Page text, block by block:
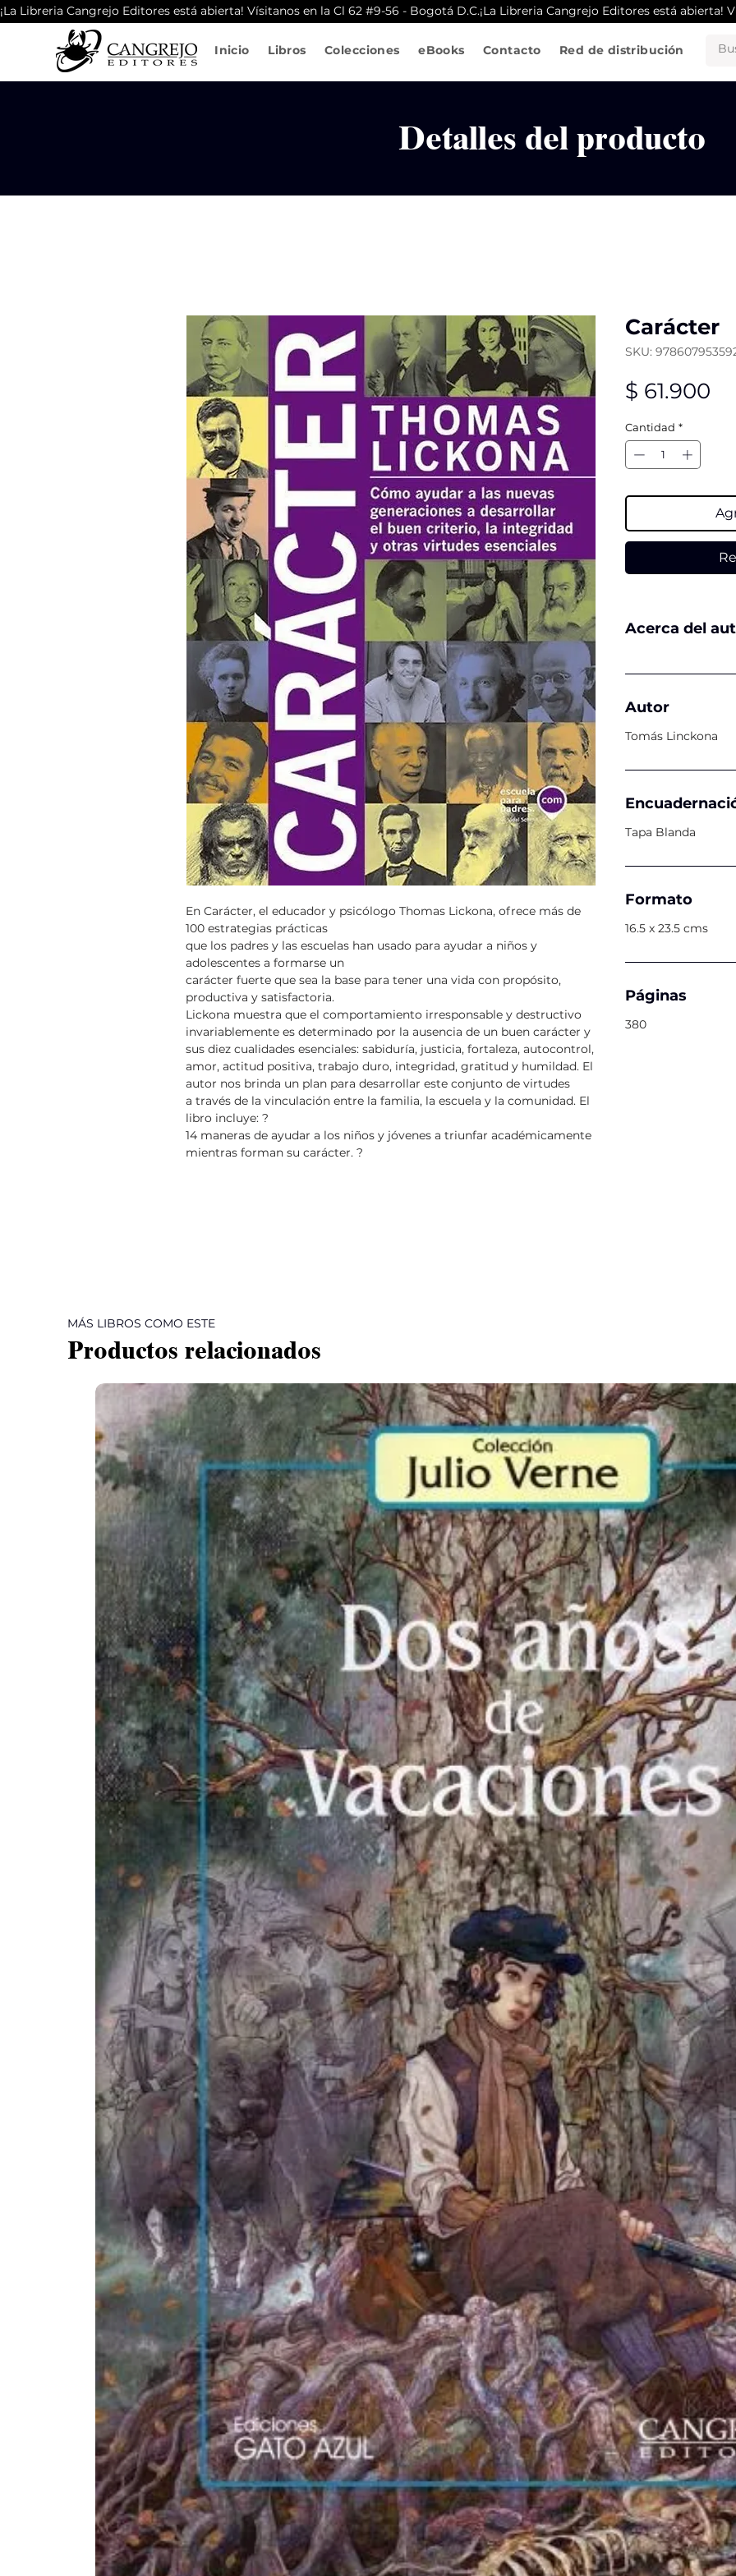
¡La Libreria Cangrejo Editores está abierta! Vísitanos en la Cl 62 #9-56 - Bogotá D.C.
Inicio Libros Colecciones eBooks Contacto Red de distribución
Detalles del producto
En Carácter, el educador y psicólogo Thomas Lickona, ofrece más de
100 estrategias prácticas
que los padres y las escuelas han usado para ayudar a niños y
adolescentes a formarse un
carácter fuerte que sea la base para tener una vida con propósito,
productiva y satisfactoria.
Lickona muestra que el comportamiento irresponsable y destructivo
invariablemente es determinado por la ausencia de un buen carácter y
sus diez cualidades esenciales: sabiduría, justicia, fortaleza, autocontrol,
amor, actitud positiva, trabajo duro, integridad, gratitud y humildad. El
autor nos brinda un plan para desarrollar este conjunto de virtudes
a través de la vinculación entre la familia, la escuela y la comunidad. El
libro incluye: ?
14 maneras de ayudar a los niños y jóvenes a triunfar académicamente
mientras forman su carácter. ?
Carácter
SKU:
$ 61.900
Cantidad *
Acerca del
Autor
Tomás Linckona
Tapa Blanda
Formato
16.5 x 23.5 cms
Páginas
380
MÁS LIBROS COMO ESTE
Productos relacionados